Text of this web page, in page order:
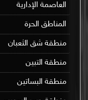
العاصمة الإدارية
المناطق الحرة
منطقة شق الثعبان
منطقة التبين
منطقة البساتين